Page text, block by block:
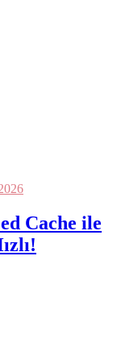
Cache ile